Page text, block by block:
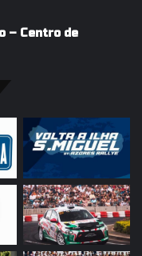
– Centro de